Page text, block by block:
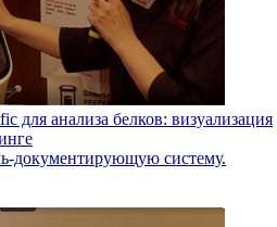
для анализа белков: визуализация
документирующую систему.